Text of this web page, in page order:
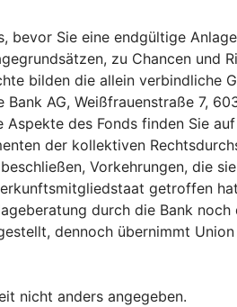
Sie eine endgültige
zu Chancen und
bilden die allein verbindliche
AG, Weißfrauenstraße 7,
des Fonds finden Sie auf
der kollektiven
Vorkehrungen, die
getroffen
durch die Bank
dennoch übernimmt
nicht anders angegeben.